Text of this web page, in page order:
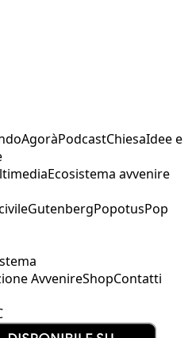
AgoràPodcastChiesaIdee e
Ecosistema avvenire
GutenbergPopotusPop
AvvenireShopContatti